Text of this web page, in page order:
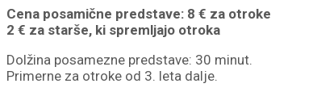
Cena posamične predstave: 8 € za otroke
2 € za starše, ki spremljajo otroka
Dolžina posamezne predstave: 30 minut.
Primerne za otroke od 3. leta dalje.